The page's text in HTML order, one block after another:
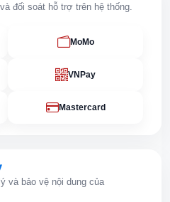
đối soát hỗ trợ trên hệ thống.
MoMo
VNPay
Mastercard
và bảo vệ nội dung của